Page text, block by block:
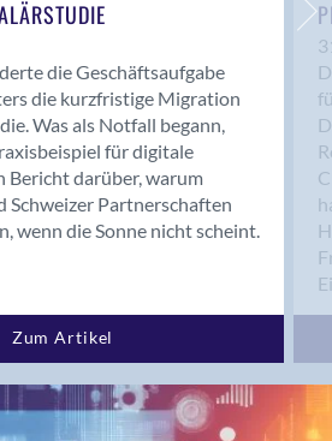
die Geschäftsaufgabe
die kurzfristige Migration
Was als Notfall begann,
für digitale
Bericht darüber, warum
Schweizer Partnerschaften
wenn die Sonne nicht scheint.
Zum Artikel